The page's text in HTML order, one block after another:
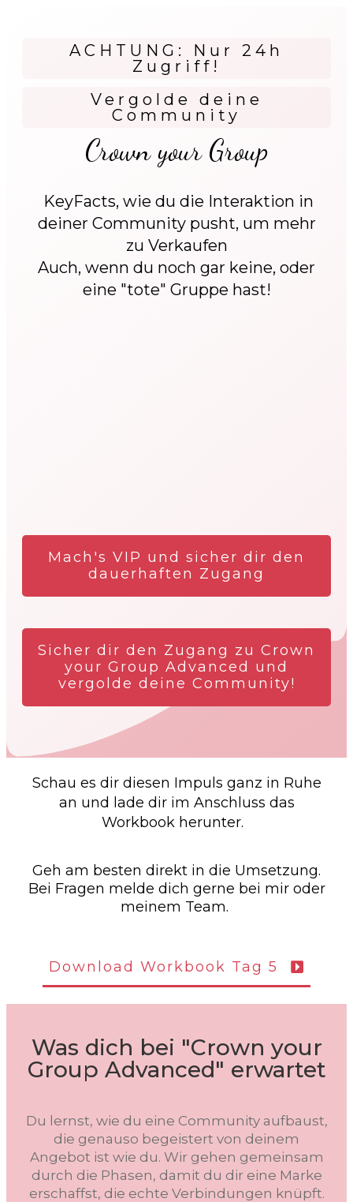
ACHTUNG: Nur 24h
Zugriff!
Vergolde deine
Community
Crown your Group
KeyFacts, wie du die Interaktion in
deiner Community pusht, um mehr
zu Verkaufen
Auch, wenn du noch gar keine, oder
eine "tote" Gruppe hast!
Mach's VIP und sicher dir den
dauerhaften Zugang
Sicher dir den Zugang zu Crown
your Group Advanced und
vergolde deine Community!
Schau es dir diesen Impuls ganz in Ruhe
an und lade dir im Anschluss das
Workbook herunter.
Geh am besten direkt in die Umsetzung.
Bei Fragen melde dich gerne bei mir oder
meinem Team.
Download Workbook Tag 5
Was dich bei "Crown your
Group Advanced" erwartet
Du lernst, wie du eine Community aufbaust,
die genauso begeistert von deinem
Angebot ist wie du. Wir gehen gemeinsam
durch die Phasen, damit du dir eine Marke
erschaffst, die echte Verbindungen knüpft.